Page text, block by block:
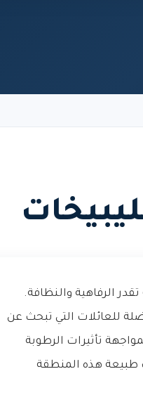
الرفاهية والنظافة.
للعائلات التي تبحث عن
تأثيرات الرطوبة
طبيعة هذه المنطقة